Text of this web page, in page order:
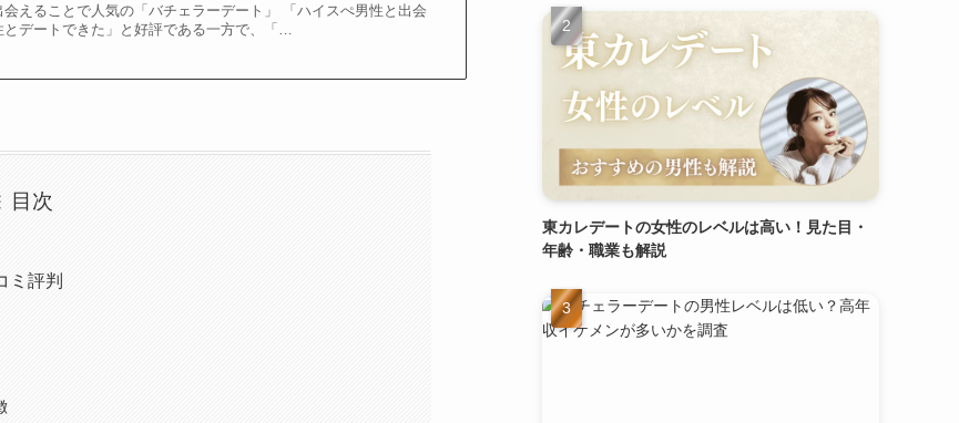
えることで人気の「バチェラーデート」 「ハイスぺ男性と出会
デートできた」と好評である一方で、「…
目次
ミ評判
東カレデートの女性のレベルは高い！見た目・
年齢・職業も解説